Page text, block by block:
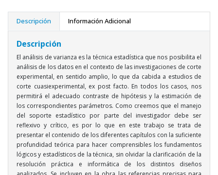
Descripción Información Adicional
Descripción
El análisis de varianza es la técnica estadística que nos posibilita el
análisis de los datos en el contexto de las investigaciones de corte
experimental, en sentido amplio, lo que da cabida a estudios de
corte cuasiexperimental, ex post facto. En todos los casos, nos
permitirá el adecuado contraste de hipótesis y la estimación de
los correspondientes parámetros. Como creemos que el manejo
del soporte estadístico por parte del investigador debe ser
reflexivo y crítico, es por lo que en este trabajo se trata de
presentar el contenido de los diferentes capítulos con la suficiente
profundidad teórica para hacer comprensibles los fundamentos
lógicos y estadísticos de la técnica, sin olvidar la clarificación de la
resolución práctica e informática de los distintos diseños